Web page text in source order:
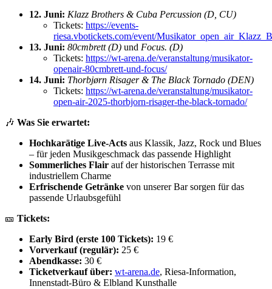
12. Juni: Klazz Brothers & Cuba Percussion (D, CU)
Tickets: https://events-
riesa.vbotickets.com/event/
13. Juni: 80cmbrett (D) und Focus. (D)
Tickets: https://wt-arena.de/veranstaltung/musikator-
openair-80cmbrett-und-focus/
14. Juni: Thorbjørn Risager & The Black Tornado (DEN)
Tickets: https://wt-arena.de/veranstaltung/musikator-
open-air-2025-thorbjorn-risager-the-black-tornado/
🎶 Was Sie erwartet:
Hochkarätige Live-Acts aus Klassik, Jazz, Rock und Blues
– für jeden Musikgeschmack das passende Highlight
Sommerliches Flair auf der historischen Terrasse mit
industriellem Charme
Erfrischende Getränke von unserer Bar sorgen für das
passende Urlaubsgefühl
🎫 Tickets:
Early Bird (erste 100 Tickets): 19 €
Vorverkauf (regulär): 25 €
Abendkasse: 30 €
Ticketverkauf über: wt-arena.de, Riesa-Information,
Innenstadt-Büro & Elbland Kunsthalle